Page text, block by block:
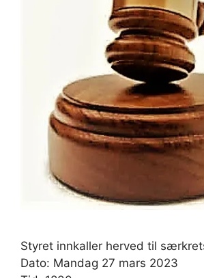
Styret innkaller herved til
Dato: Mandag 27 mars 2023